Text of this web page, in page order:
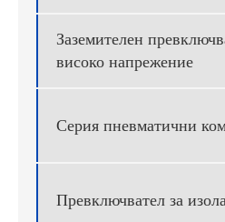
Заземителен
високо напрежение
Серия пневматични
Превключвател за